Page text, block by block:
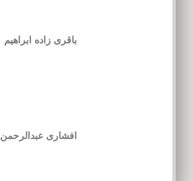
باقری زاده ابراهیم
افشاری عبدالرحمن